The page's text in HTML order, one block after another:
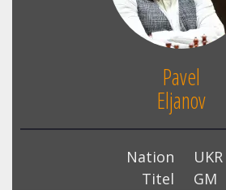
Pavel
Eljanov
Nation
UKR
Titel
GM